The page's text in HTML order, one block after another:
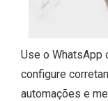
Use o WhatsApp
configure
automações e